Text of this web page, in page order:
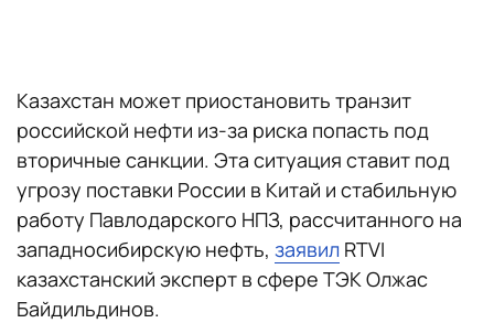
Казахстан может приостановить транзит
российской нефти из-за риска попасть под
вторичные санкции. Эта ситуация ставит под
угрозу поставки России в Китай и стабильную
работу Павлодарского НПЗ, рассчитанного на
западносибирскую нефть, заявил RTVI
казахстанский эксперт в сфере ТЭК Олжас
Байдильдинов.